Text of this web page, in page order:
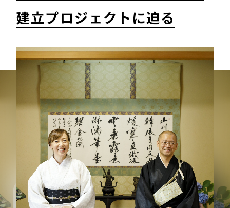
百貨店が街の新しい風景を編んでいく。神戸旧居
留地で体現する、共創型まちづくりの実践
名古屋・栄エリアをデスティネーション（目的
地）に― グループシナジーと地域連携で街の魅
力を最大化
未来をより良く、面白くするー 従業員のWillを
起点に、スタートアップ企業との共創を目指すC
VIEW MORE
建立プロジェクトに迫る